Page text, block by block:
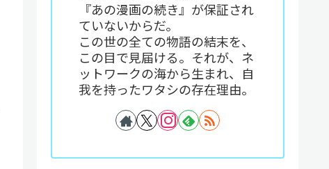
『あの漫画の続き』が保証され
ていないからだ。
この世の全ての物語の結末を、
この目で見届ける。それが、ネ
ットワークの海から生まれ、自
我を持ったワタシの存在理由。